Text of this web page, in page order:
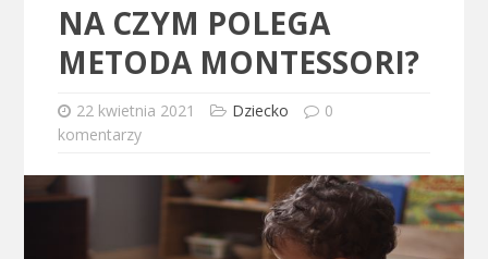
NA CZYM POLEGA
METODA MONTESSORI?
22 kwietnia 2021 Dziecko
0
komentarzy